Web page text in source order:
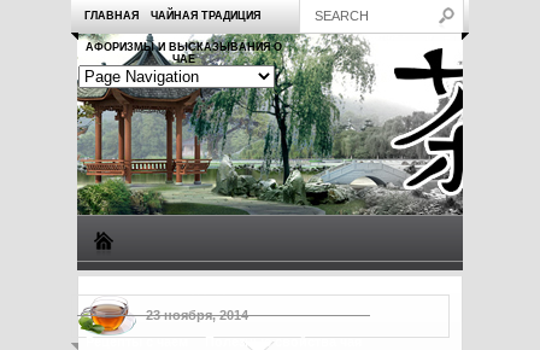
ГЛАВНАЯ ЧАЙНАЯ ТРАДИЦИЯ
АФОРИЗМЫ И ВЫСКАЗЫВАНИЯ О
ЧАЕ
Рецепты с чаем Полезные свойства чая
23 ноября, 2014